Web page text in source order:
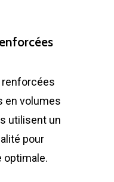
renforcées
en volumes
utilisent un
pour
optimale.